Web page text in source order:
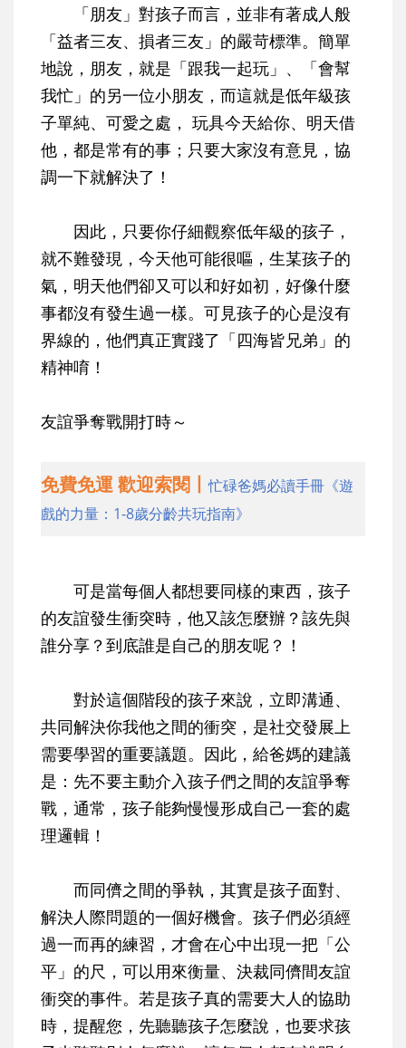
「朋友」對孩子而言，並非有著成人般
「益者三友、損者三友」的嚴苛標準。簡單
地說，朋友，就是 「跟我一起玩」、「會幫
我忙」的另一位小朋友 ，而這就是低年級孩
子單純、可愛之處， 玩具今天給你、明天借
他，都是常有的事；只要大家沒有意見，協
調一下就解決了！
因此，只要你仔細觀察低年級的孩子，
就不難發現，今天他可能很嘔，生某孩子的
氣，明天他們卻又可以和好如初，好像什麼
事都沒有發生過一樣。可見孩子的心是沒有
界線的，他們真正實踐了「四海皆兄弟」的
精神唷！
友誼爭奪戰開打時～
免費免運 歡迎索閱丨忙碌爸媽必讀手冊《遊
戲的力量：1-8歲分齡共玩指南》
可是當每個人都想要同樣的東西，孩子
的友誼發生衝突時，他又該怎麼辦？該先與
誰分享？到底誰是自己的朋友呢？！
對於這個階段的孩子來說， 立即溝通、
共同解決你我他之間的衝突，是社交發展上
需要學習的重要議題。因此，給爸媽的建議
是：先不要主動介入孩子們之間的友誼爭奪
戰，通常，孩子能夠慢慢形成自己一套的處
理邏輯！
而同儕之間的爭執，其實是孩子面對、
解決人際問題的一個好機會。孩子們必須經
過一而再的練習，才會在心中出現一把「公
平」的尺，可以用來衡量、決裁同儕間友誼
衝突的事件。若是孩子真的需要大人的協助
時，提醒您，先聽聽孩子怎麼說，也要求孩